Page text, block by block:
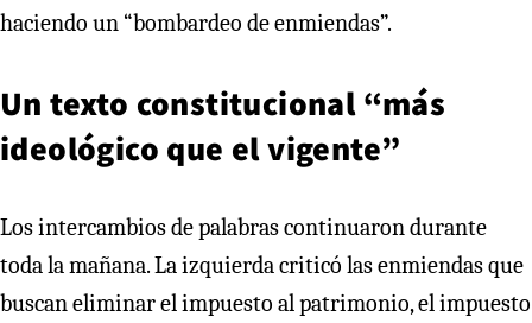
haciendo un “bombardeo de enmiendas”.
Un texto constitucional “más
ideológico que el vigente”
Los intercambios de palabras continuaron durante
toda la mañana. La izquierda criticó las enmiendas que
buscan eliminar el impuesto al patrimonio, el impuesto